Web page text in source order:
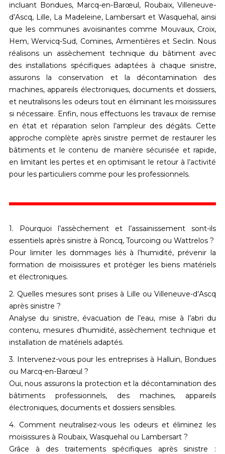
incluant Bondues, Marcq-en-Barœul, Roubaix, Villeneuve-
d’Ascq, Lille, La Madeleine, Lambersart et Wasquehal, ainsi
que les communes avoisinantes comme Mouvaux, Croix,
Hem, Wervicq-Sud, Comines, Armentières et Seclin. Nous
réalisons un assèchement technique du bâtimentavec
des installations spécifiques adaptées à chaque sinistre,
assurons la conservation et la décontamination des
machines, appareils électroniques, documents et dossiers,
et neutralisons les odeurs tout en éliminant les moisissures
si nécessaire. Enfin, nous effectuons lestravaux de remise
en état et réparation selon l’ampleur des dégâts. Cette
approche complète après sinistre permet de restaurer les
bâtiments et le contenu de manière sécurisée et rapide,
en limitant les pertes et en optimisant le retour à l’activité
pour les particuliers comme pour les professionnels.
1. Pourquoi l’assèchement et l’assainissement sont-ils
essentiels après sinistre à Roncq, Tourcoing ou Wattrelos ?
Pour limiter les dommages liés à l’humidité, prévenir la
formation de moisissures et protéger les biens matériels
et électroniques.
2. Quelles mesures sont prises à Lille ou Villeneuve-d’Ascq
après sinistre ?
Analyse du sinistre, évacuation de l’eau, mise à l’abri du
contenu, mesures d’humidité, assèchement technique et
installation de matériels adaptés.
3. Intervenez-vous pour les entreprises à Halluin, Bondues
ou Marcq-en-Barœul ?
Oui, nous assurons la protection et la décontamination des
bâtiments professionnels, des machines, appareils
électroniques, documents et dossiers sensibles.
4. Comment neutralisez-vous les odeurs et éliminez les
moisissures à Roubaix, Wasquehal ou Lambersart ?
Grâce à des traitements spécifiques après sinistre :